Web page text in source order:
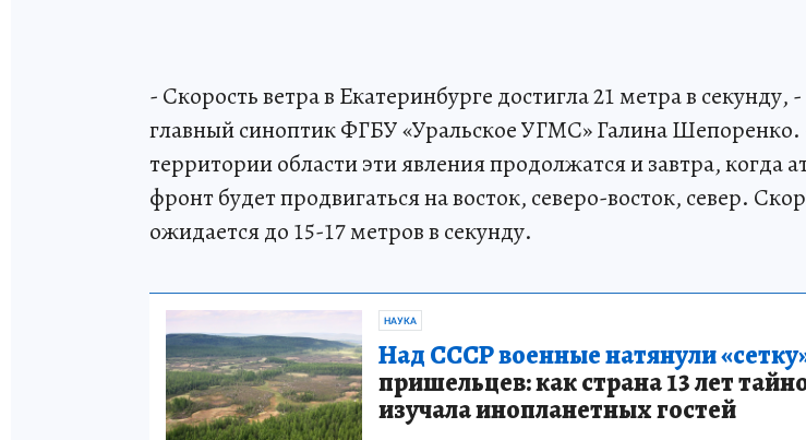
- Скорость ветра в Екатеринбурге достигла 21 метра в секунду,
главный синоптик ФГБУ «Уральское УГМС» Галина
территории области эти явления продолжатся и завтра, когда
фронт будет продвигаться на восток, северо-восток, север.
ожидается до 15-17 метров в секунду.
НАУКА
Над СССР военные натянули
пришельцев: как страна 13 лет
изучала инопланетных гостей